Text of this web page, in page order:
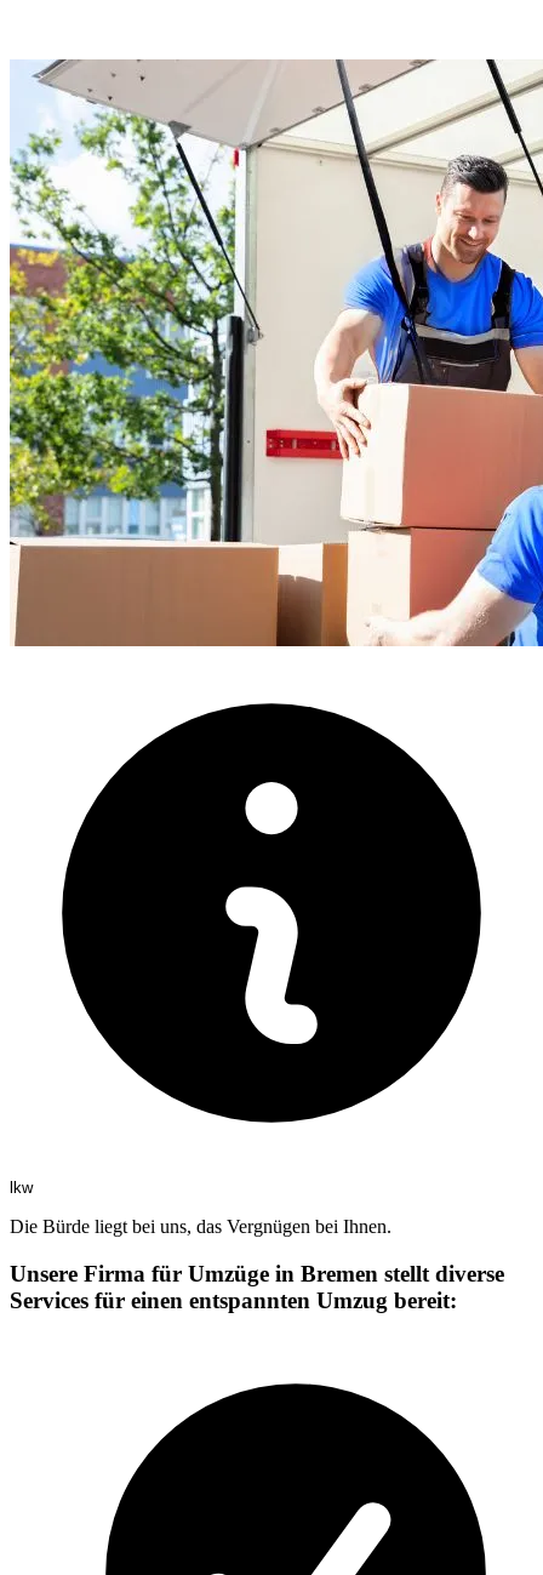
lkw
Die Bürde liegt bei uns, das Vergnügen bei Ihnen.
Unsere Firma für Umzüge in Bremen stellt diverse
Services für einen entspannten Umzug bereit: